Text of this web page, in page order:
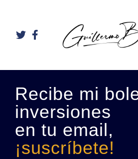
Recibe mi
inversiones
en tu email,
¡suscríbete!